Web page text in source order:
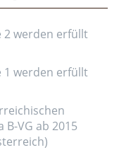
2 werden erfüllt
1 werden erfüllt
VG ab 2015